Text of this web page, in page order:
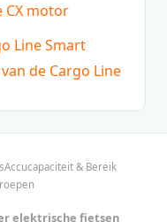
CX motor
Line Smart
de Cargo Line
Accucapaciteit & Bereik
elektrische fietsen